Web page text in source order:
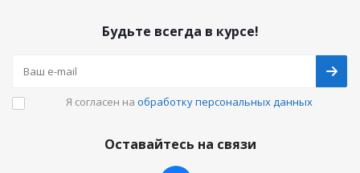
Будьте всегда в курсе!
Я согласен на обработку персональных данных
Оставайтесь на связи